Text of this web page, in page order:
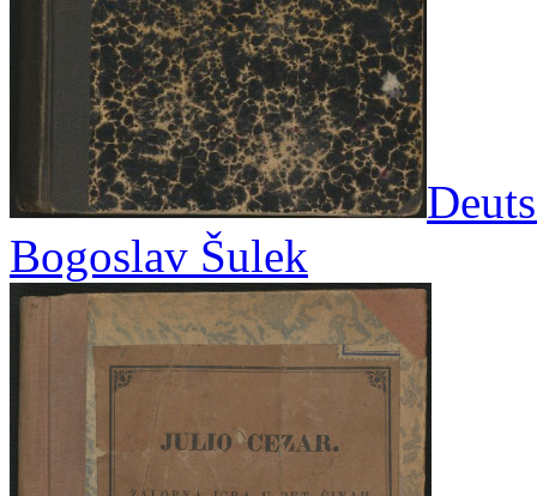
Bogoslav Šulek